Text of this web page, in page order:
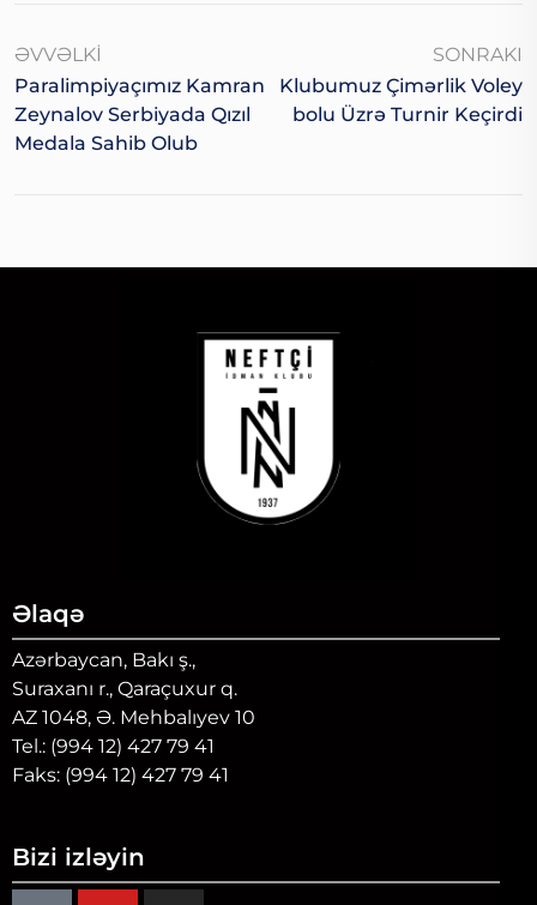
ƏVVƏLKI
Paralimpiyaçımız Kamran
Zeynalov Serbiyada Qızıl
Medala Sahib Olub
SONRAKI
Klubumuz Çimərlik Voley
Bolu Üzrə Turnir Keçirdi
Əlaqə
Azərbaycan, Bakı ş.,
Suraxanı r., Qaraçuxur q.
AZ 1048, Ə. Mehbalıyev 10
Tel.: (994 12) 427 79 41
Faks: (994 12) 427 79 41
Bizi izləyin